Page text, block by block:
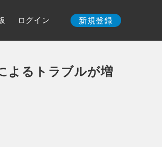
ログイン 新規登録
よるトラブルが増